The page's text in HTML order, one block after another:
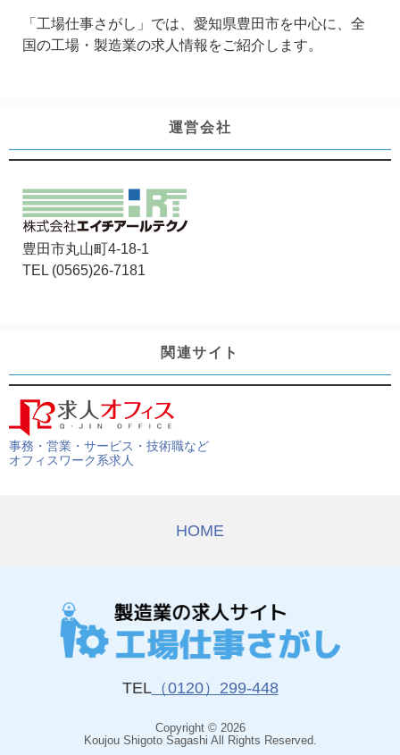
「工場仕事さがし」では、愛知県豊田市を中心に、全
国の工場・製造業の求人情報をご紹介します。
運営会社
豊田市丸山町4-18-1
TEL (0565)26-7181
関連サイト
事務・営業・サービス・技術職など
オフィスワーク系求人
HOME
TEL（0120）299-448
Copyright © 2026
Koujou Shigoto Sagashi All Rights Reserved.